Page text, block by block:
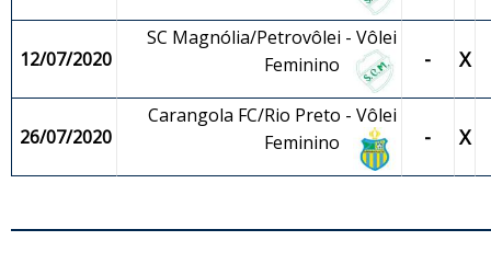
12/07/2020
SC Magnólia/Petrovôlei - Vôlei
Feminino
- X
26/07/2020
Carangola FC/Rio Preto - Vôlei
Feminino
- X